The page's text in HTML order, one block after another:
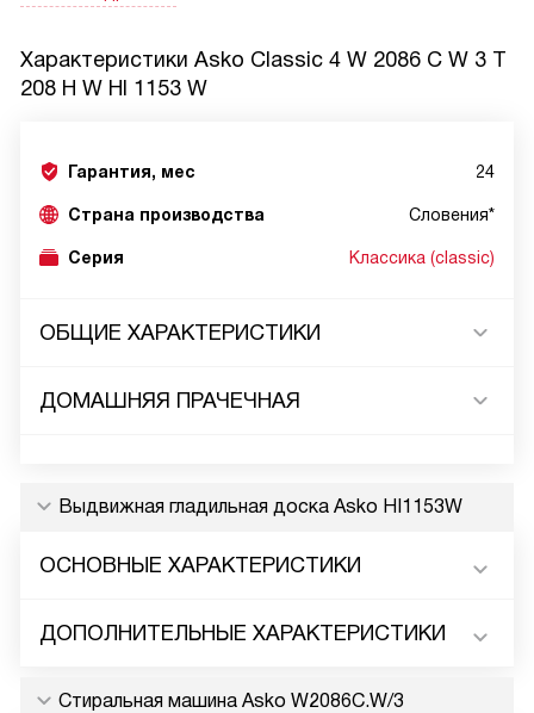
Характеристики Asko Classic 4 W 2086 C W 3 T
208 H W HI 1153 W
Гарантия, мес 24
Страна производства Словения*
Серия Классика (classic)
ОБЩИЕ ХАРАКТЕРИСТИКИ
ДОМАШНЯЯ ПРАЧЕЧНАЯ
Выдвижная гладильная доска Asko HI1153W
ОСНОВНЫЕ ХАРАКТЕРИСТИКИ
ДОПОЛНИТЕЛЬНЫЕ ХАРАКТЕРИСТИКИ
Стиральная машина Asko W2086C.W/3